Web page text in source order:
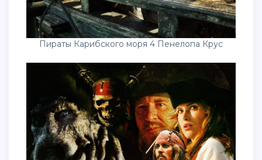
Пираты Карибского моря 4 Пенелопа Крус